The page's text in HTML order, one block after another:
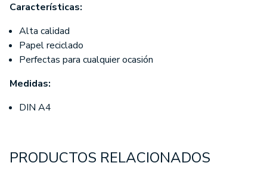
Características:
Alta calidad
Papel reciclado
Perfectas para cualquier ocasión
Medidas:
DIN A4
PRODUCTOS RELACIONADOS